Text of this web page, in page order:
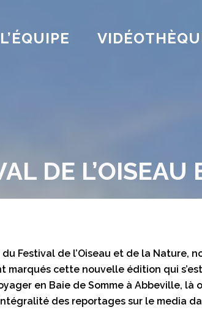
L’ÉQUIPE
DE
Festival de l’Oiseau et de la Nature,
cette nouvelle édition qui
en Baie de Somme à Abbeville,
des reportages sur le media